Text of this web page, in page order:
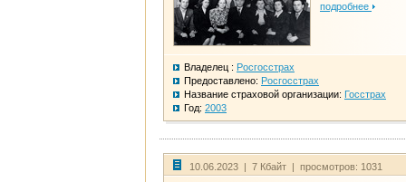
подробнее
Владелец : Росгосстрах
Предоставлено: Росгосстрах
Название страховой организации: Госстрах
Год: 2003
10.06.2023 | 7 Кбайт | просмотров: 1031